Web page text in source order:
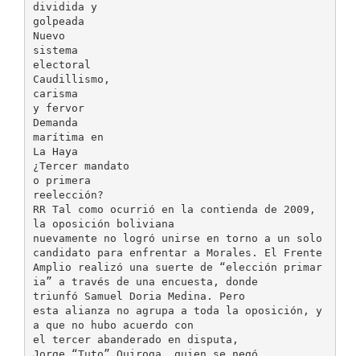
dividida y
golpeada
Nuevo
sistema
electoral
Caudillismo,
carisma
y fervor
Demanda
marítima en
La Haya
¿Tercer mandato
o primera
reelección?
RR Tal como ocurrió en la contienda de 2009,
la oposición boliviana
nuevamente no logró unirse en torno a un solo
candidato para enfrentar a Morales. El Frente
Amplio realizó una suerte de “elección primar
ia” a través de una encuesta, donde
triunfó Samuel Doria Medina. Pero
esta alianza no agrupa a toda la oposición, y
a que no hubo acuerdo con
el tercer abanderado en disputa,
Jorge “Tuto” Quiroga, quien se negó